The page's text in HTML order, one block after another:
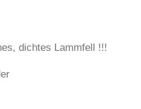
dichtes Lammfell !!!